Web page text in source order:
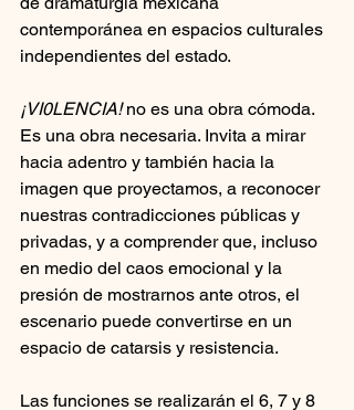
contemporánea en espacios culturales
independientes del estado.
¡VI0LENCIA! no es una obra cómoda.
Es una obra necesaria. Invita a mirar
hacia adentro y también hacia la
imagen que proyectamos, a reconocer
nuestras contradicciones públicas y
privadas, y a comprender que, incluso
en medio del caos emocional y la
presión de mostrarnos ante otros, el
escenario puede convertirse en un
espacio de catarsis y resistencia.
Las funciones se realizarán el 6, 7 y 8